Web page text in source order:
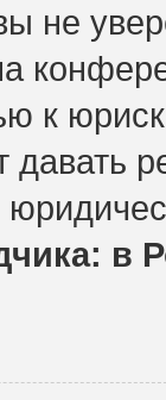
не
к
давать
в